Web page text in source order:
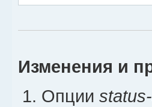
set -gw mode-
set -g status-
# Поддержка
set -g utf8
Изменения и
Опции